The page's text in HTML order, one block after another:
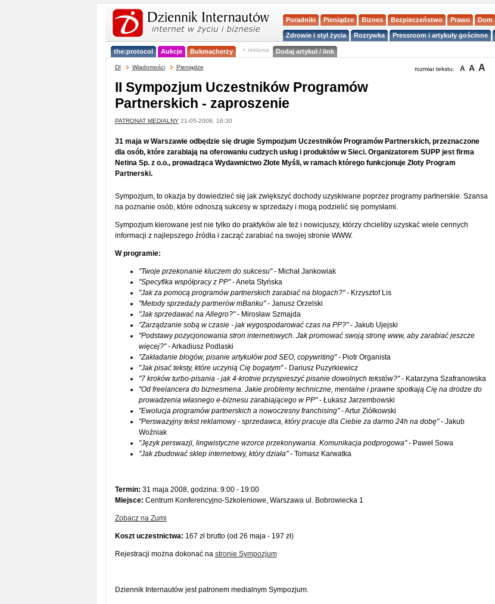
Poradniki Pieniądze Biznes Bezpieczeństwo Prawo Dom
Zdrowie i styl życia Rozrywka Pressroom i artykuły gościnne
the:protocol Aukcje Bukmacherzy < reklama Dodaj artykuł / link
DI Wiadomości Pieniądze rozmiar tekstu: A A A
II Sympozjum Uczestników Programów
Partnerskich - zaproszenie
PATRONAT MEDIALNY21-05-2008, 16:30
31 maja w Warszawie odbędzie się drugie Sympozjum Uczestników Programów Partnerskich, przeznaczone
dla osób, które zarabiają na oferowaniu cudzych usług i produktów w Sieci. Organizatorem SUPP jest firma
Netina Sp. z o.o., prowadząca Wydawnictwo Złote Myśli, w ramach którego funkcjonuje Złoty Program
Partnerski.
Sympozjum, to okazja by dowiedzieć się jak zwiększyć dochody uzyskiwane poprzez programy partnerskie. Szansa
na poznanie osób, które odnoszą sukcesy w sprzedaży i mogą podzielić się pomysłami.
Sympozjum kierowane jest nie tylko do praktyków ale też i nowicjuszy, którzy chcieliby uzyskać wiele cennych
informacji z najlepszego źródła i zacząć zarabiać na swojej stronie WWW.
W programie:
"Twoje przekonanie kluczem do sukcesu"- Michał Jankowiak
"Specyfika współpracy z PP"- Aneta Styńska
"Jak za pomocą programów partnerskich zarabiać na blogach?"- Krzysztof Lis
"Metody sprzedaży partnerów mBanku"- Janusz Orzelski
"Jak sprzedawać na Allegro?"- Mirosław Szmajda
"Zarządzanie sobą w czasie - jak wygospodarować czas na PP?"- Jakub Ujejski
"Podstawy pozycjonowania stron internetowych. Jak promować swoją stronę www, aby zarabiać jeszcze
więcej?"- Arkadiusz Podlaski
"Zakładanie blogów, pisanie artykułów pod SEO, copywriting"- Piotr Organista
"Jak pisać teksty, które uczynią Cię bogatym"- Dariusz Puzyrkiewicz
"7 kroków turbo-pisania - jak 4-krotnie przyspieszyć pisanie dowolnych tekstów?"- Katarzyna Szafranowska
"Od freelancera do biznesmena. Jakie problemy techniczne, mentalne i prawne spotkają Cię na drodze do
prowadzenia własnego e-biznesu zarabiającego w PP"- Łukasz Jarzembowski
"Ewolucja programów partnerskich a nowoczesny franchising"- Artur Ziółkowski
"Perswazyjny tekst reklamowy - sprzedawca, który pracuje dla Ciebie za darmo 24h na dobę"- Jakub
Woźniak
"Język perswazji, lingwistyczne wzorce przekonywania. Komunikacja podprogowa"- Paweł Sowa
"Jak zbudować sklep internetowy, który działa"- Tomasz Karwatka
Termin: 31 maja 2008, godzina: 9:00 - 19:00
Miejsce: Centrum Konferencyjno-Szkoleniowe, Warszawa ul. Bobrowiecka 1
Zobacz na Zumi
Koszt uczestnictwa: 167 zł brutto (od 26 maja - 197 zł)
Rejestracji można dokonać na stronie Sympozjum
Dziennik Internautów jest patronem medialnym Sympozjum.